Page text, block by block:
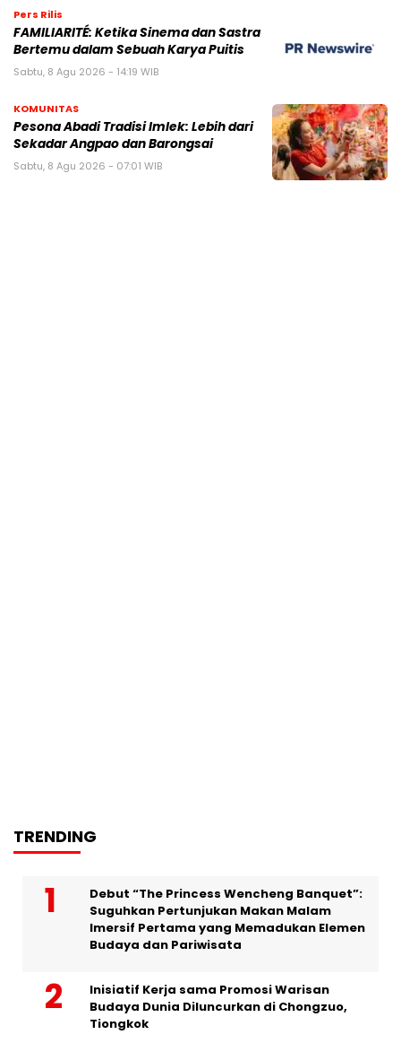
Pers Rilis
FAMILIARITÉ: Ketika Sinema dan Sastra
Bertemu dalam Sebuah Karya Puitis
Sabtu, 8 Agu 2026 - 14:19 WIB
KOMUNITAS
Pesona Abadi Tradisi Imlek: Lebih dari
Sekadar Angpao dan Barongsai
Sabtu, 8 Agu 2026 - 07:01 WIB
TRENDING
Debut “The Princess Wencheng Banquet”:
Suguhkan Pertunjukan Makan Malam
Imersif Pertama yang Memadukan Elemen
Budaya dan Pariwisata
Inisiatif Kerja sama Promosi Warisan
Budaya Dunia Diluncurkan di Chongzuo,
Tiongkok